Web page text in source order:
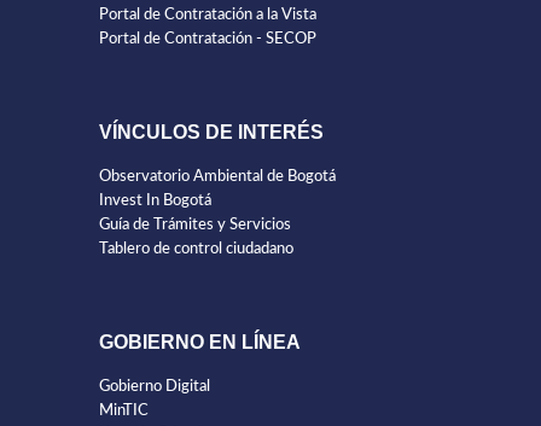
Portal de Contratación a la Vista
Portal de Contratación - SECOP
VÍNCULOS DE INTERÉS
Observatorio Ambiental de Bogotá
Invest In Bogotá
Guía de Trámites y Servicios
Tablero de control ciudadano
GOBIERNO EN LÍNEA
Gobierno Digital
MinTIC